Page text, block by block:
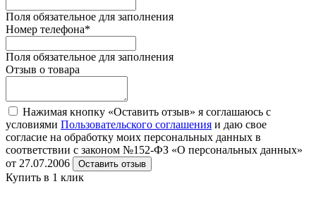
Поля обязательное для заполнения
Номер телефона*
Поля обязательное для заполнения
Отзыв о товара
Нажимая кнопку «Оставить отзыв» я соглашаюсь с
условиями Пользовательского соглашения и даю свое
согласие на обработку моих персональных данных в
соответствии с законом №152-ФЗ «О персональных данных»
от 27.07.2006
Оставить отзыв
Купить в 1 клик